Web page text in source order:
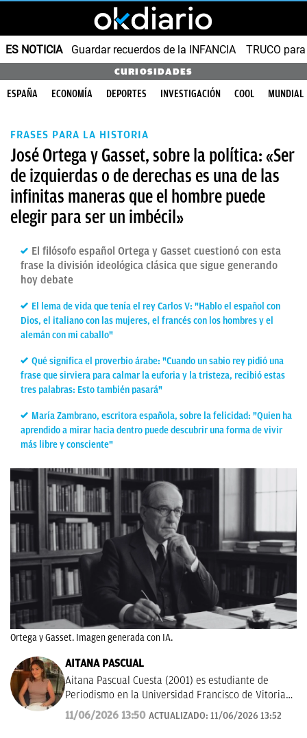
ES NOTICIA Guardar recuerdos de la INFANCIA TRUCO
CURIOSIDADES
ESPAÑA ECONOMÍA DEPORTES INVESTIGACIÓN COOL MUNDIAL
FRASES PARA LA HISTORIA
José Ortega y Gasset, sobre la política: «Ser
de izquierdas o de derechas es una de las
infinitas maneras que el hombre puede
elegir para ser un imbécil»
El filósofo español Ortega y Gasset cuestionó con esta
frase la división ideológica clásica que sigue generando
hoy debate
El lema de vida que tenía el rey Carlos V: "Hablo el español con
Dios, el italiano con las mujeres, el francés con los hombres y el
alemán con mi caballo"
Qué significa el proverbio árabe: "Cuando un sabio rey pidió una
frase que sirviera para calmar la euforia y la tristeza, recibió estas
tres palabras: Esto también pasará"
María Zambrano, escritora española, sobre la felicidad: "Quien ha
aprendido a mirar hacia dentro puede descubrir una forma de vivir
más libre y consciente"
Ortega y Gasset. Imagen generada con IA.
AITANA PASCUAL
Aitana Pascual Cuesta (2001) es estudiante de
Periodismo en la Universidad Francisco de Vitoria
de Madrid desde el 2023. Escogió esta profesión
por su gran vocación con la comunicación y la
11/06/2026 13:50 ACTUALIZADO: 11/06/2026 13:52